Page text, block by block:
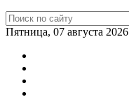
Пятница, 07 августа 2026